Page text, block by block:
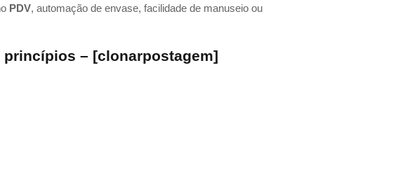
PDV, automação de envase, facilidade de manuseio ou
princípios – [clonarpostagem]